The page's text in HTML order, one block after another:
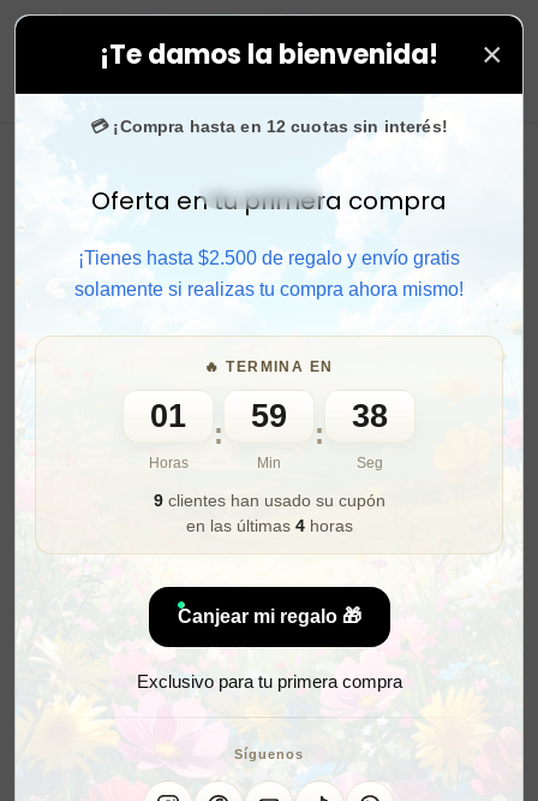
¡Te damos la bienvenida! ×
💳 ¡Compra hasta en 12 cuotas sin interés!
Activar sonido
Oferta en tu primera compra
¡Tienes hasta $2.500 de regalo y envío gratis
solamente si realizas tu compra ahora mismo!
🔥 TERMINA EN
01
Horas
: 59
Min
: 36
Seg
9clientes han usado su cupón
en las últimas 4horas
Canjear mi regalo 🎁
Exclusivo para tu primera compra
Síguenos
⚡ Compra rápido y aprovecha. 💙